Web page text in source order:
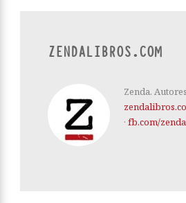
ZENDALIBROS.COM
Zenda.
· fb.com/